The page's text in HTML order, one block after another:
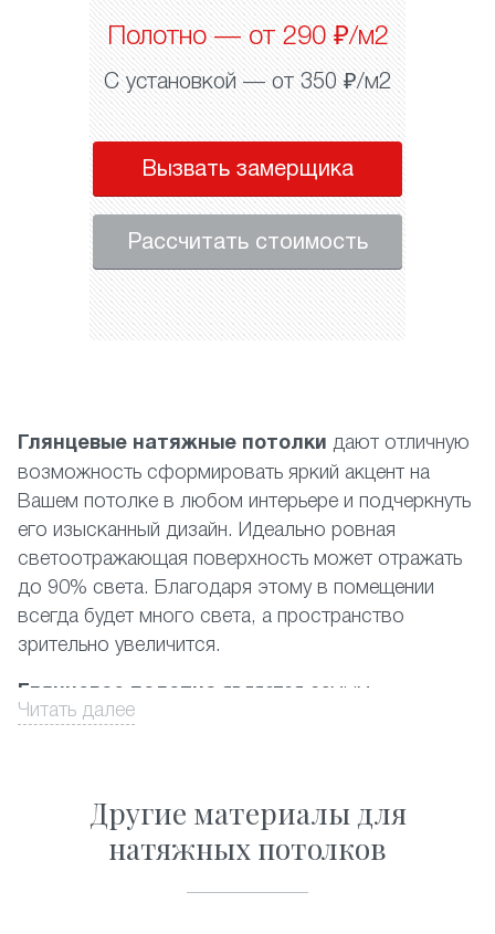
Полотно — от 290 ₽/м2
С установкой — от 350 ₽/м2
Вызвать замерщика
Рассчитать стоимость
Глянцевые натяжные потолки дают отличную
возможность сформировать яркий акцент на
Вашем потолке в любом интерьере и подчеркнуть
его изысканный дизайн. Идеально ровная
светоотражающая поверхность может отражать
до 90% света. Благодаря этому в помещении
всегда будет много света, а пространство
зрительно увеличится.
Глянцевое полотно является самым
популярным среди фактур, представленных на
светлые цвета. Производится глянцевый
качества. Данный материал полностью
соответствует существующим экологическим
Читать далее
Другие материалы для
натяжных потолков